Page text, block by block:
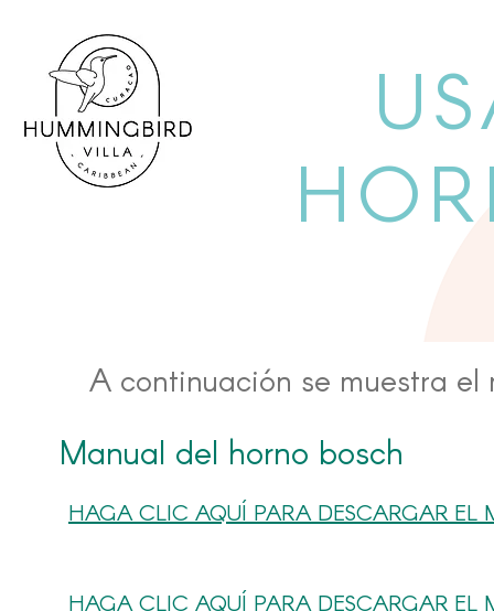
A continuación se muestra el
Manual del horno bosch
HAGA CLIC AQUÍ PARA DESCARGAR EL